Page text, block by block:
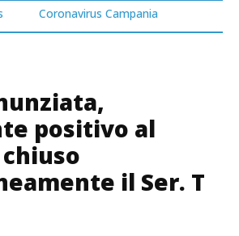
Coronavirus Campania
positivo al
il Ser. T